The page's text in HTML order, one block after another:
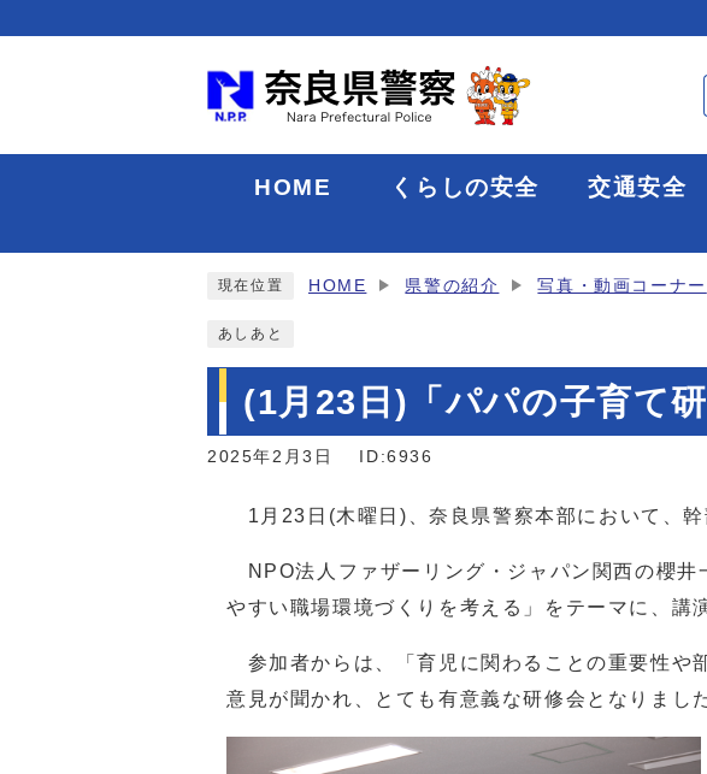
HOME くらしの安全 交通安全
現在位置 HOME 県警の紹介 写真・動画コーナー
あしあと
(1月23日)「パパの子育て
2025年2月3日 ID:6936
1月23日(木曜日)、奈良県警察本部において、幹
NPO法人ファザーリング・ジャパン関西の櫻井
やすい職場環境づくりを考える」をテーマに、講
参加者からは、「育児に関わることの重要性や
意見が聞かれ、とても有意義な研修会となりまし